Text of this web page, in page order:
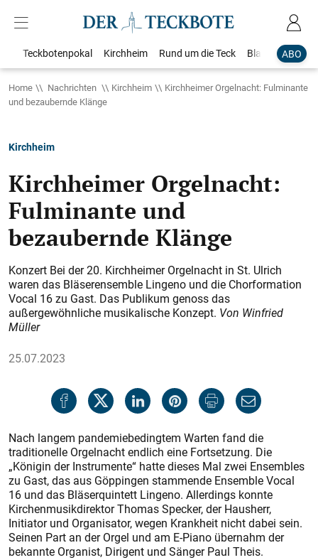
ABO
Teckbotenpokal Kirchheim Rund um die Teck Blaulicht
Home Nachrichten Kirchheim
Kirchheimer Orgelnacht: Fulminante
und bezaubernde Klänge
Kirchheim
Kirchheimer Orgelnacht:
Fulminante und
bezaubernde Klänge
Konzert Bei der 20. Kirchheimer Orgelnacht in St. Ulrich
waren das Bläserensemble Lingeno und die Chorformation
Vocal 16 zu Gast. Das Publikum genoss das
außergewöhnliche musikalische Konzept. Von Winfried
Müller
25.07.2023
Nach langem pandemiebedingtem Warten fand die
traditionelle Orgelnacht endlich eine Fortsetzung. Die
„Königin der Instrumente“ hatte dieses Mal zwei Ensembles
zu Gast, das aus Göppingen stammende Ensemble Vocal
16 und das Bläserquintett Lingeno. Allerdings konnte
Kirchenmusikdirektor Thomas Specker, der Hausherr,
Initiator und Organisator, wegen Krankheit nicht dabei sein.
Seinen Part an der Orgel und am E-Piano übernahm der
bekannte Organist, Dirigent und Sänger Paul Theis.